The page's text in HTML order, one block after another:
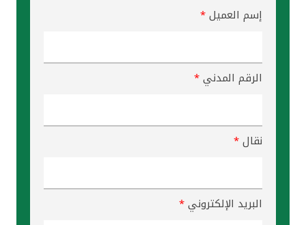
إسم العميل*
الرقم المدني*
نقال*
البريد الإلكتروني*